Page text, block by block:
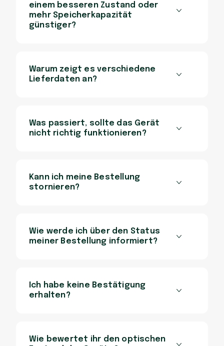
einem besseren Zustand oder
mehr Speicherkapazität
günstiger?
Warum zeigt es verschiedene
Lieferdaten an?
Was passiert, sollte das Gerät
nicht richtig funktionieren?
Kann ich meine Bestellung
stornieren?
Wie werde ich über den Status
meiner Bestellung informiert?
Ich habe keine Bestätigung
erhalten?
Wie bewertet ihr den optischen